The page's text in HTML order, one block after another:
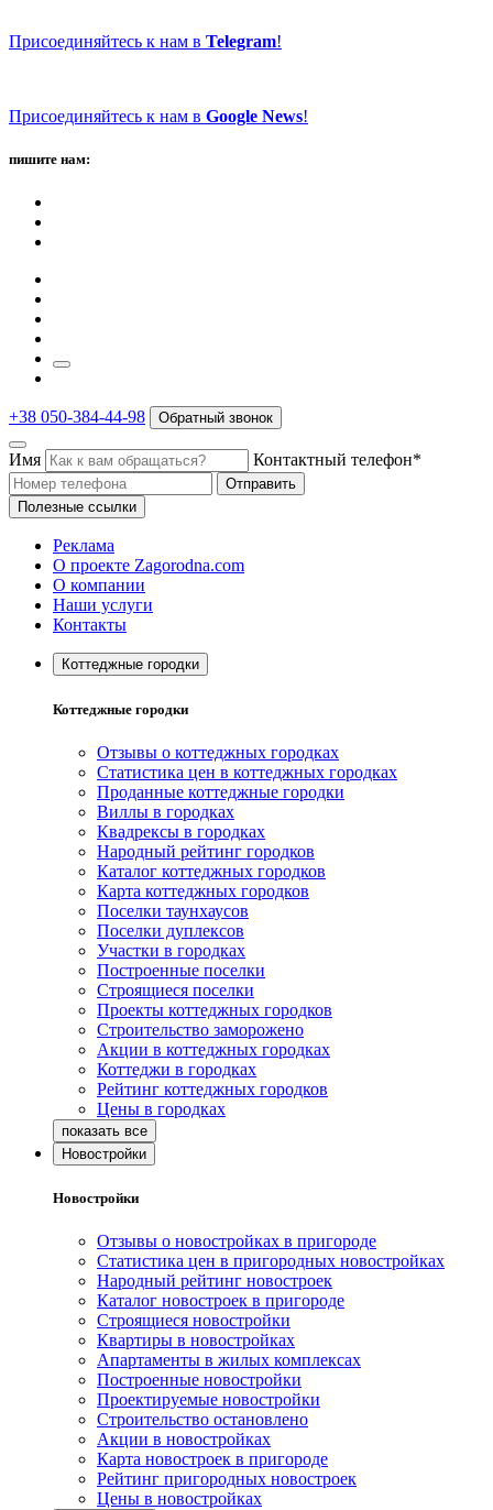
Присоединяйтесь к нам в Telegram!
Присоединяйтесь к нам в Google News!
пишите нам:
+38 050-384-44-98 Обратный звонок
Имя Контактный телефон*
Отправить
Полезные ссылки
Реклама
О проекте Zagorodna.com
О компании
Наши услуги
Контакты
Коттеджные городки
Коттеджные городки
Отзывы о коттеджных городках
Статистика цен в коттеджных городках
Проданные коттеджные городки
Виллы в городках
Квадрексы в городках
Народный рейтинг городков
Каталог коттеджных городков
Карта коттеджных городков
Поселки таунхаусов
Поселки дуплексов
Участки в городках
Построенные поселки
Строящиеся поселки
Проекты коттеджных городков
Строительство заморожено
Акции в коттеджных городках
Коттеджи в городках
Рейтинг коттеджных городков
Цены в городках
Новостройки
Новостройки
Отзывы о новостройках в пригороде
Статистика цен в пригородных новостройках
Народный рейтинг новостроек
Каталог новостроек в пригороде
Строящиеся новостройки
Квартиры в новостройках
Апартаменты в жилых комплексах
Построенные новостройки
Проектируемые новостройки
Строительство остановлено
Акции в новостройках
Карта новостроек в пригороде
Рейтинг пригородных новостроек
Цены в новостройках